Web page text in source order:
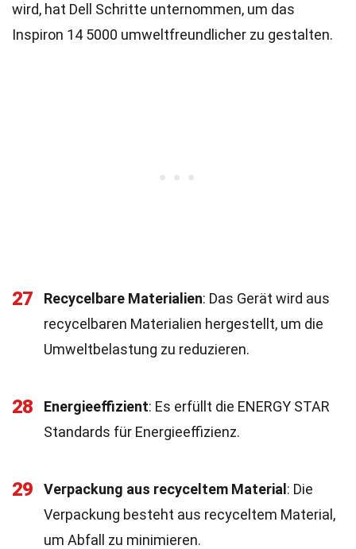
wird, hat Dell Schritte unternommen, um das
Inspiron 14 5000 umweltfreundlicher zu gestalten.
27 Recycelbare Materialien: Das Gerät wird aus
recycelbaren Materialien hergestellt, um die
Umweltbelastung zu reduzieren.
28 Energieeffizient: Es erfüllt die ENERGY STAR
Standards für Energieeffizienz.
29 Verpackung aus recyceltem Material : Die
Verpackung besteht aus recyceltem Material,
um Abfall zu minimieren.